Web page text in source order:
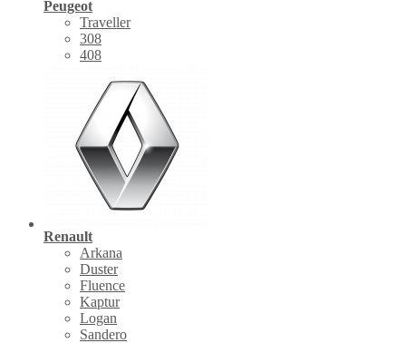
Peugeot
Traveller
308
408
Renault
Arkana
Duster
Fluence
Kaptur
Logan
Sandero